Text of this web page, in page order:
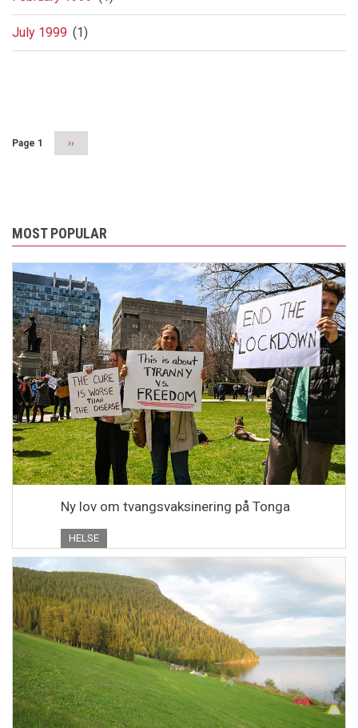
July 1999 (1)
Page 1
Next
page
››
MOST POPULAR
Ny lov om tvangsvaksinering på Tonga
HELSE